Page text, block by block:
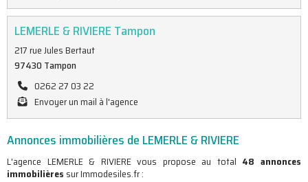
LEMERLE & RIVIERE Tampon
217 rue Jules Bertaut
97430 Tampon
0262 27 03 22
Envoyer un mail à l'agence
Annonces immobilières de LEMERLE & RIVIERE
L'agence LEMERLE & RIVIERE vous propose au total 48 annonces
immobilières sur Immodesiles.fr :